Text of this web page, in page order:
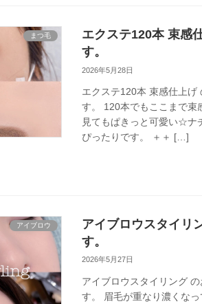
まつ毛
エクステ120本 束感
す。
2026年5月28日
エクステ120本 束感仕上げ
す。 120本でもここまで束
見てもぱきっと可愛い☆ナ
ぴったりです。 ＋＋ […]
アイブロウ
アイブロウスタイリ
す。
2026年5月27日
アイブロウスタイリング
す。 眉毛が重なり濃くな